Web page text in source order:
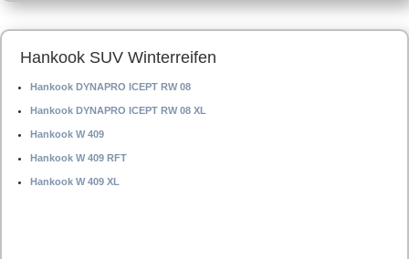
Hankook SUV Winterreifen
Hankook DYNAPRO ICEPT RW 08
Hankook DYNAPRO ICEPT RW 08 XL
Hankook W 409
Hankook W 409 RFT
Hankook W 409 XL